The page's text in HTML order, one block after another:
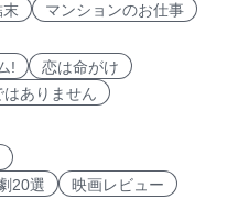
末
マンションのお仕事
!
恋は命がけ
ありません
20選
映画レビュー